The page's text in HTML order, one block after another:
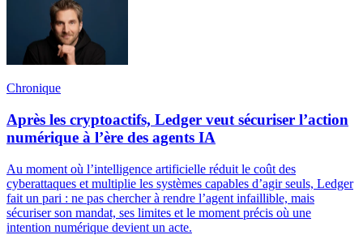
Chronique
Après les cryptoactifs, Ledger veut sécuriser l’action
numérique à l’ère des agents IA
Au moment où l’intelligence artificielle réduit le coût des
cyberattaques et multiplie les systèmes capables d’agir seuls, Ledger
fait un pari : ne pas chercher à rendre l’agent infaillible, mais
sécuriser son mandat, ses limites et le moment précis où une
intention numérique devient un acte.